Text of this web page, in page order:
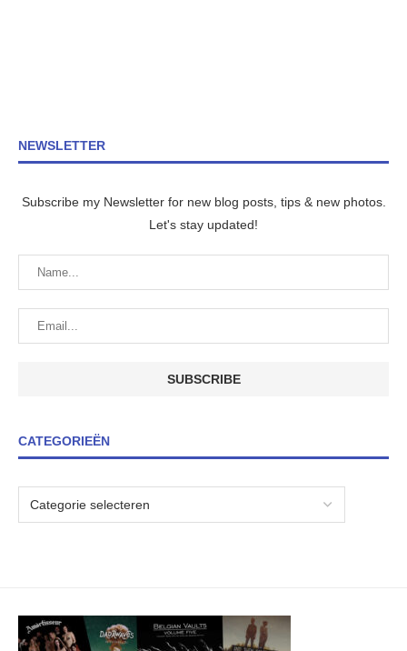
NEWSLETTER
Subscribe my Newsletter for new blog posts, tips & new photos.
Let's stay updated!
CATEGORIEËN